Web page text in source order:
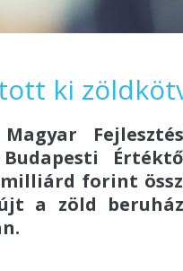
ki
milliárd forint
a zöld